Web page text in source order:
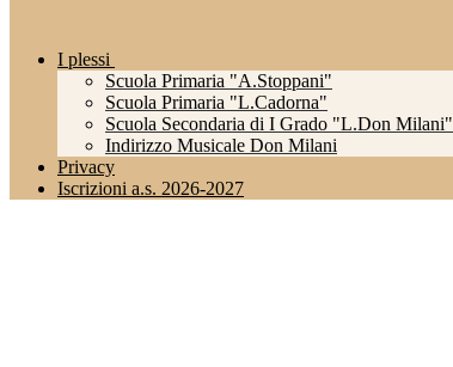
I plessi
Scuola Primaria "A.Stoppani"
Scuola Primaria "L.Cadorna"
Scuola Secondaria di I Grado "L.Don Milani"
Indirizzo Musicale Don Milani
Privacy
Iscrizioni a.s. 2026-2027